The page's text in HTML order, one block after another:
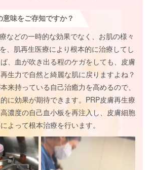
味をご存知ですか？
などの一時的な効果でなく、お肌の様々
、肌再生医療により根本的に治療してし
、血が吹き出る程のケガをしても、皮膚
生力で自然と綺麗な肌に戻りますよね？
来持っている自己治癒力を高めるので、
に効果が期待できます。PRP皮膚再生療
濃度の自己血小板を再注入し、皮膚細胞
よって根本治療を行います。